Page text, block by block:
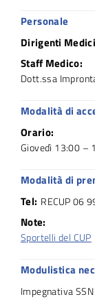
Personale
Dirigenti
Staff Medico:
Dott.ssa
Modalità di
Orario:
Giovedì 13:00 –
Modalità di
Tel: RECUP 06
Note:
Sportelli del CUP
Modulistica
Impegnativa SSN